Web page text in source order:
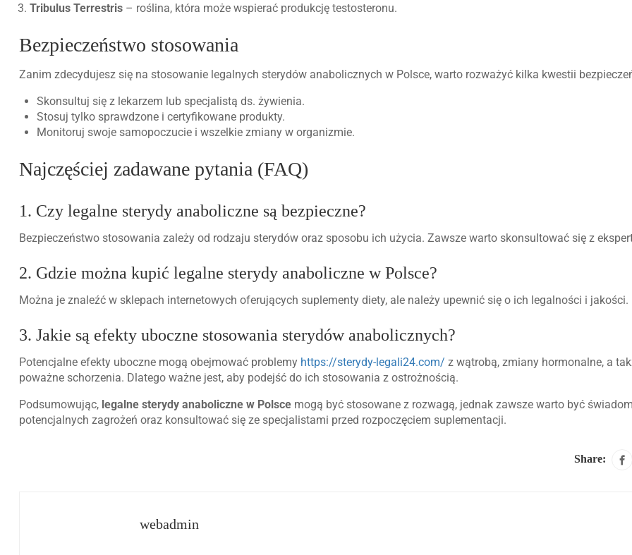
Tribulus Terrestris – roślina, która może wspierać produkcję testosteronu.
Bezpieczeństwo stosowania
Zanim zdecydujesz się na stosowanie legalnych sterydów anabolicznych w Polsce, warto rozważyć kilka kwestii
Skonsultuj się z lekarzem lub specjalistą ds. żywienia.
Stosuj tylko sprawdzone i certyfikowane produkty.
Monitoruj swoje samopoczucie i wszelkie zmiany w organizmie.
Najczęściej zadawane pytania (FAQ)
1. Czy legalne sterydy anaboliczne są bezpieczne?
Bezpieczeństwo stosowania zależy od rodzaju sterydów oraz sposobu ich użycia. Zawsze warto skonsultować się z
2. Gdzie można kupić legalne sterydy anaboliczne w Polsce?
Można je znaleźć w sklepach internetowych oferujących suplementy diety, ale należy upewnić się o ich legalności i jakości.
3. Jakie są efekty uboczne stosowania sterydów anabolicznych?
Potencjalne efekty uboczne mogą obejmować problemy https://sterydy-legali24.com/ z wątrobą, zmiany hormonalne, a
poważne schorzenia. Dlatego ważne jest, aby podejść do ich stosowania z ostrożnością.
Podsumowując, legalne sterydy anaboliczne w Polsce mogą być stosowane z rozwagą, jednak zawsze warto być
potencjalnych zagrożeń oraz konsultować się ze specjalistami przed rozpoczęciem suplementacji.
Share:
webadmin